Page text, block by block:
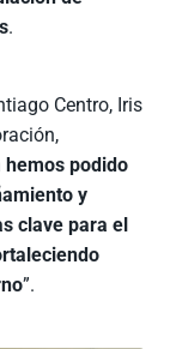
.
Centro, Iris
hemos podido
y
clave para el
”.